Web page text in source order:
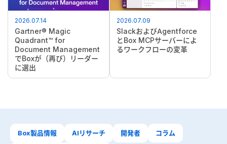
2026.07.14
Gartner® Magic
Quadrant™ for
Document Management
でBoxが（再び）リーダー
に選出
2026.07.09
SlackおよびAgentforce
とBox MCPサーバーによ
るワークフローの変革
Box製品情報 AIリサーチ 開発者 コラム